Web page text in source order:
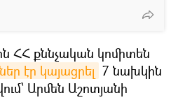
ՀՀ քննչական կոմիտեն
էր կայացրել 7 նախկին
Արմեն Աշոտյանի